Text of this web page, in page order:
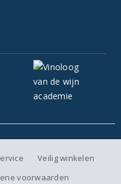
Veilig winkelen
voorwaarden